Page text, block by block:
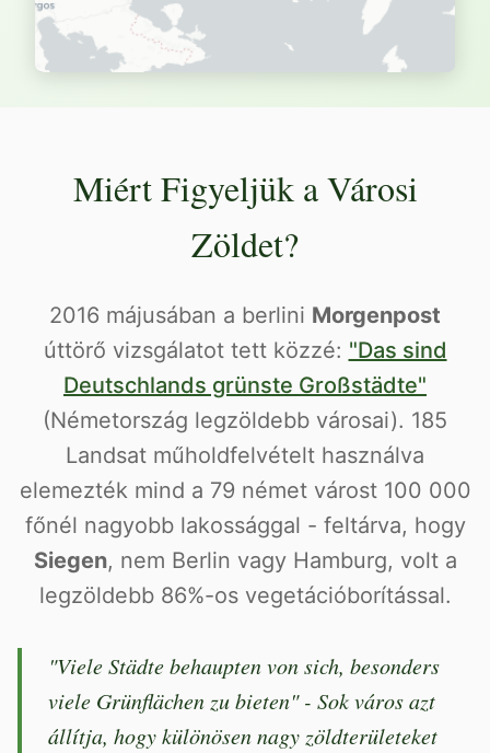
Miért Figyeljük a Városi
Zöldet?
2016 májusában a berlini Morgenpost
úttörő vizsgálatot tett közzé: "Das sind
Deutschlands grünste Großstädte"
(Németország legzöldebb városai). 185
Landsat műholdfelvételt használva
elemezték mind a 79 német várost 100 000
főnél nagyobb lakossággal - feltárva, hogy
Siegen, nem Berlin vagy Hamburg, volt a
legzöldebb 86%-os vegetációborítással.
"Viele Städte behaupten von sich, besonders
viele Grünflächen zu bieten" - Sok város azt
állítja, hogy különösen nagy zöldterületeket